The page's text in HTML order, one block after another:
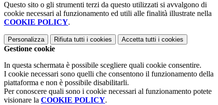
Questo sito o gli strumenti terzi da questo utilizzati si avvalgono di
cookie necessari al funzionamento ed utili alle finalità illustrate nella
COOKIE POLICY.
Personalizza Rifiuta tutti i cookies Accetta tutti i cookies
Gestione cookie
In questa schermata è possibile scegliere quali cookie consentire.
I cookie necessari sono quelli che consentono il funzionamento della
piattaforma e non è possibile disabilitarli.
Per conoscere quali sono i cookie necessari al funzionamento potete
visionare la COOKIE POLICY.